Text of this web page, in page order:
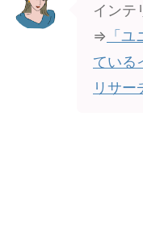
イン
⇒ 「
ている
リサー